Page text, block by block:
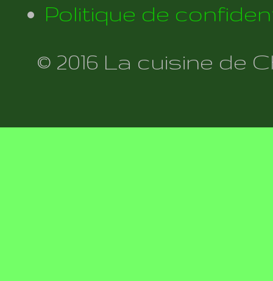
Politique de
© 2016 La cuisine de